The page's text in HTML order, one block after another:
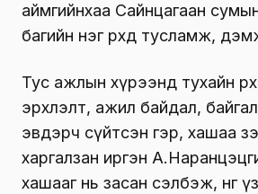
аймгийнхаа Сайнцагаан
багийн нэг өрхөд тусламж,
Тус ажлын хүрээнд тухайн
эрхлэлт, ажил байдал,
эвдэрч сүйтсэн гэр, хашаа
харгалзан иргэн
хашааг нь засан сэлбэж, өнгө